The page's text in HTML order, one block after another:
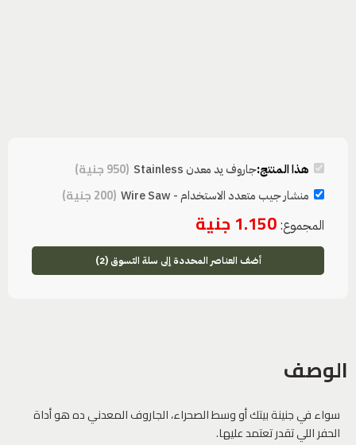
هذا المنتج:جاروف يد معدن Stainless (
950جنية)
منشار جيب متعدد الاستخدام - Wire Saw (
200جنية)
المجموع: 1.150 جنية
أضف العناصر المحددة إلى سلة التسوق (2)
الوصف
سواء في جنينة بيتك أو وسط الصحراء، الجاروف المعدني ده هو أداة
الحفر اللي تقدر تعتمد عليها.